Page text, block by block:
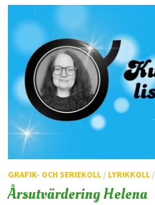
GRAFIK- OCH SERIEKOLL/ LYRIKKOLL/
Årsutvärdering Helena